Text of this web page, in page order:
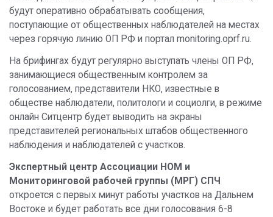
будут оперативно обрабатывать сообщения,
поступающие от общественных наблюдателей на местах
через горячую линию ОП РФ и портал monitoring.oprf.ru.
На брифингах будут регулярно выступать члены ОП РФ,
занимающиеся общественным контролем за
голосованием, представители НКО, известные в
обществе наблюдатели, политологи и социолги, в режиме
онлайн Ситцентр будет выводить на экраны
представителей региональных штабов общественного
наблюдения и наблюдателей с участков.
Экспертный центр Ассоциации НОМ и
Мониторинговой рабочей группы (МРГ) СПЧ
откроется с первых минут работы участков на Дальнем
Востоке и будет работать все дни голосования 6-8